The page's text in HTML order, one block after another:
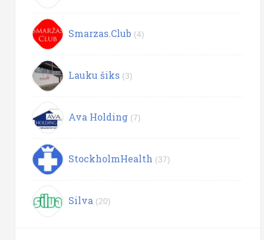
Smarzas.Club (4)
Lauku šiks (3)
Ava Holding (7)
StockholmHealth (37)
Silva (20)